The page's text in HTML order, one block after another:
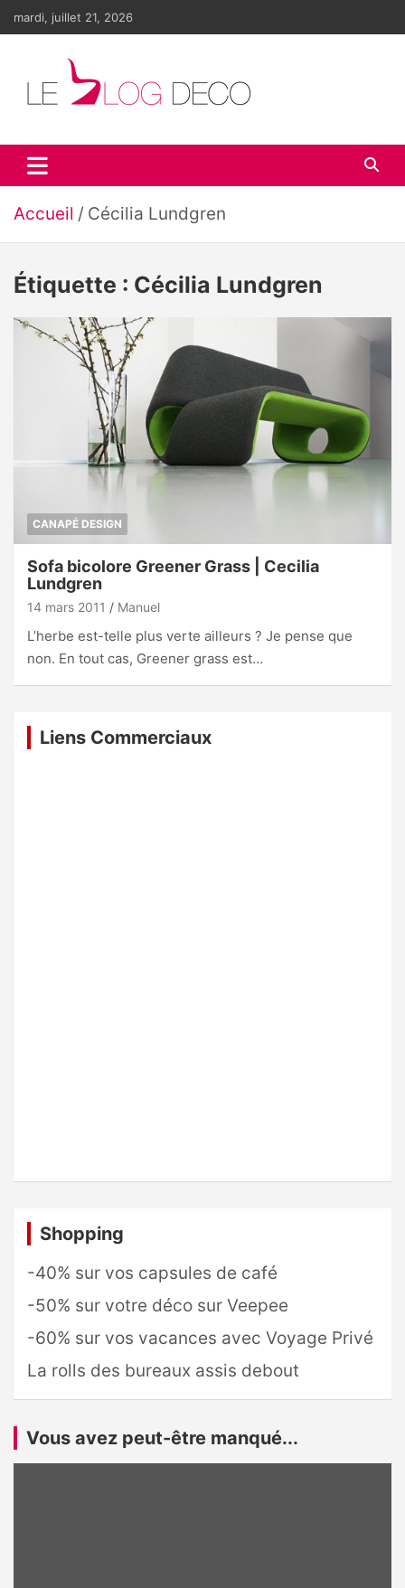
Aller
mardi, juillet 21, 2026
Le blog déco
LE blog de la décoration d'intérieur et du design
Accueil Cécilia Lundgren
Étiquette : Cécilia Lundgren
CANAPÉ DESIGN
Sofa bicolore Greener Grass | Cecilia
Lundgren
14 mars 2011 Manuel
L’herbe est-telle plus verte ailleurs ? Je pense que
non. En tout cas, Greener grass est…
Liens Commerciaux
Shopping
-40% sur vos capsules de café
-50% sur votre déco sur Veepee
-60% sur vos vacances avec Voyage Privé
La rolls des bureaux assis debout
Vous avez peut-être manqué...